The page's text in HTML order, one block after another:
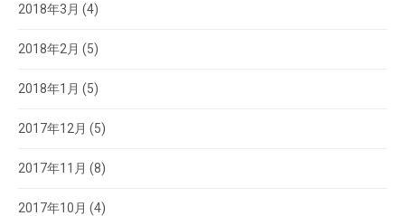
2018年3月 (4)
2018年2月 (5)
2018年1月 (5)
2017年12月 (5)
2017年11月 (8)
2017年10月 (4)